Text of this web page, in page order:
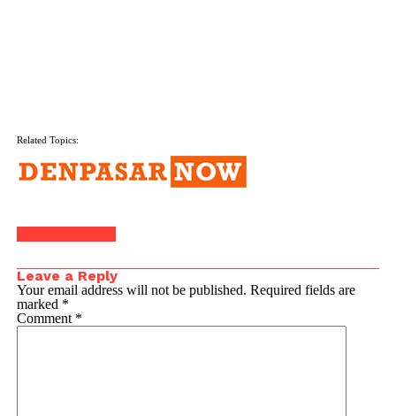
Related Topics:
Leave a Reply
Your email address will not be published. Required fields are
marked *
Comment *